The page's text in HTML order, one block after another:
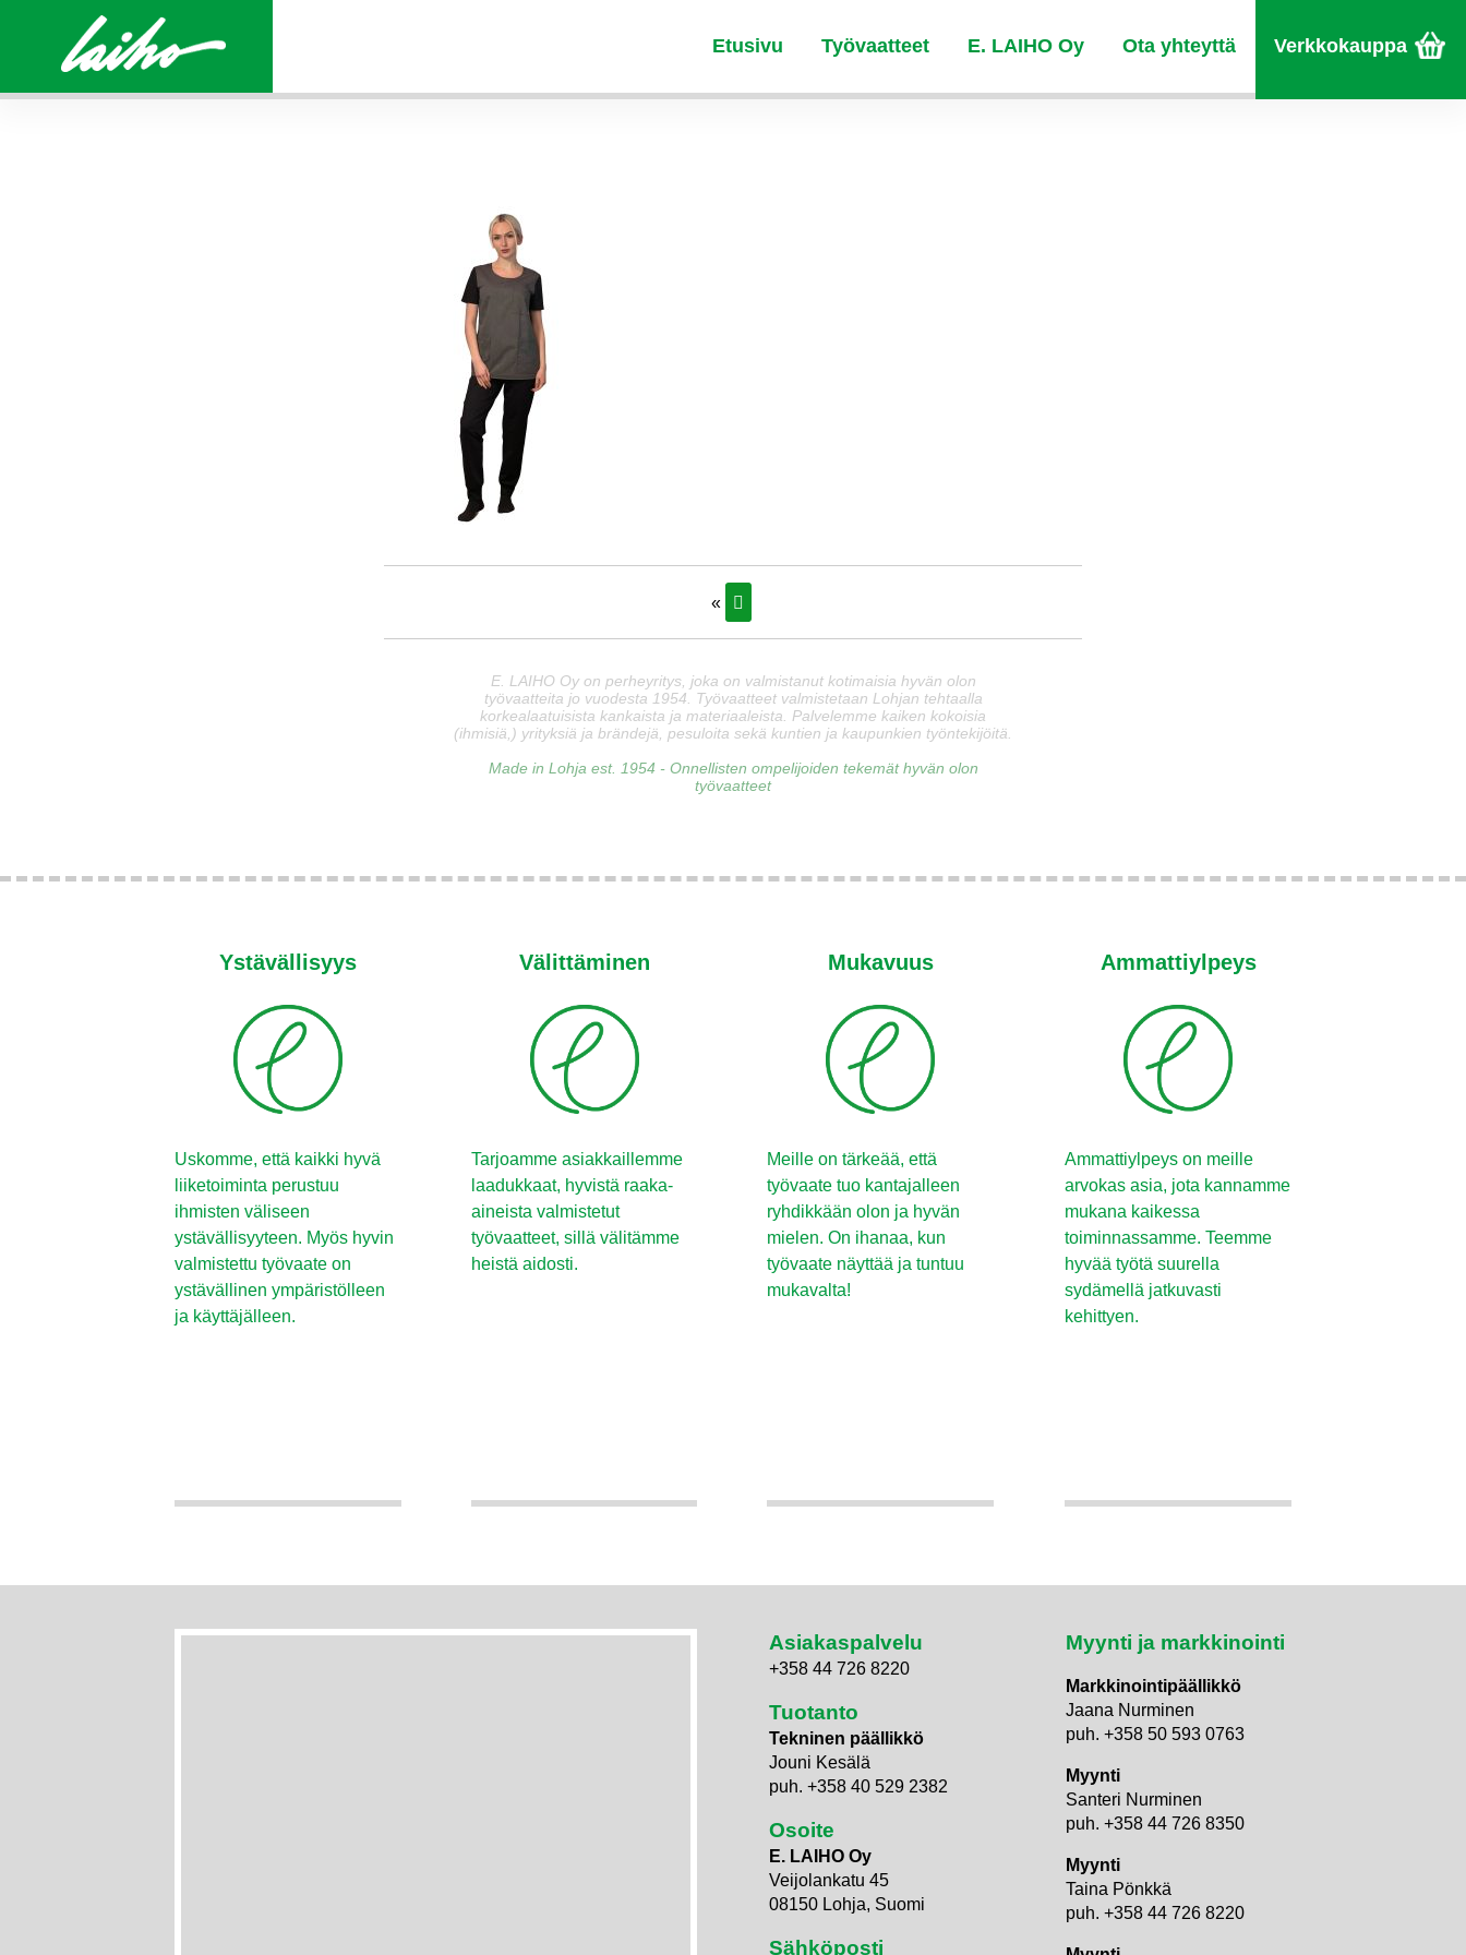
Etusivu Työvaatteet E. LAIHO Oy Ota yhteyttä Verkkokauppa
«
E. LAIHO Oy on perheyritys, joka on valmistanut kotimaisia hyvän olon
työvaatteita jo vuodesta 1954. Työvaatteet valmistetaan Lohjan tehtaalla
korkealaatuisista kankaista ja materiaaleista. Palvelemme kaiken kokoisia
(ihmisiä,) yrityksiä ja brändejä, pesuloita sekä kuntien ja kaupunkien työntekijöitä.
Made in Lohja est. 1954 - Onnellisten ompelijoiden tekemät hyvän olon
työvaatteet
Ystävällisyys
Uskomme, että kaikki hyvä
liiketoiminta perustuu
ihmisten väliseen
ystävällisyyteen. Myös hyvin
valmistettu työvaate on
ystävällinen ympäristölleen
ja käyttäjälleen.
Välittäminen
Tarjoamme asiakkaillemme
laadukkaat, hyvistä raaka-
aineista valmistetut
työvaatteet, sillä välitämme
heistä aidosti.
Mukavuus
Meille on tärkeää, että
työvaate tuo kantajalleen
ryhdikkään olon ja hyvän
mielen. On ihanaa, kun
työvaate näyttää ja tuntuu
mukavalta!
Ammattiylpeys
Ammattiylpeys on meille
arvokas asia, jota kannamme
mukana kaikessa
toiminnassamme. Teemme
hyvää työtä suurella
sydämellä jatkuvasti
kehittyen.
Asiakaspalvelu
+358 44 726 8220
Tuotanto
Tekninen päällikkö
Jouni Kesälä
puh. +358 40 529 2382
Osoite
E. LAIHO Oy
Veijolankatu 45
08150 Lohja, Suomi
Sähköposti
Myynti ja markkinointi
Markkinointipäällikkö
Jaana Nurminen
puh. +358 50 593 0763
Myynti
Santeri Nurminen
puh. +358 44 726 8350
Myynti
Taina Pönkkä
puh. +358 44 726 8220